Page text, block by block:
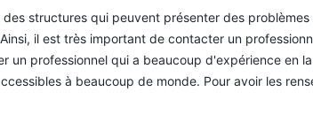
des structures qui peuvent présenter des
il est très important de contacter un
un professionnel qui a beaucoup d'expérience en
à beaucoup de monde. Pour avoir les